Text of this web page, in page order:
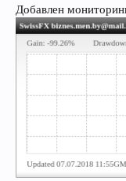
Добавлен